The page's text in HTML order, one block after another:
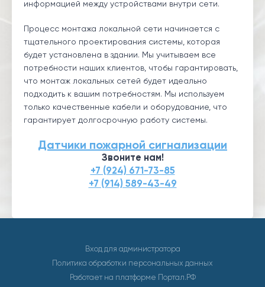
информацией между устройствами внутри сети.
Процесс монтажа локальной сети начинается с
тщательного проектирования системы, которая
будет установлена в здании. Мы учитываем все
потребности наших клиентов, чтобы гарантировать,
что монтаж локальных сетей будет идеально
подходить к вашим потребностям. Мы используем
только качественные кабели и оборудование, что
гарантирует долгосрочную работу системы.
Датчики пожарной сигнализации
Звоните нам!
+7 (924) 671-73-85
+7 (914) 589-43-49
Вход для администратора
Политика обработки персональных данных
Работает на платформе Портал.РФ